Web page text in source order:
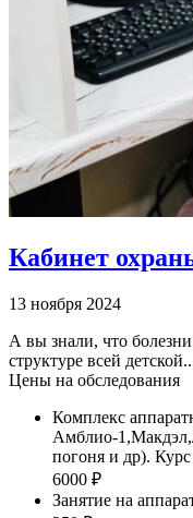
Кабинет
13 ноября 2024
А вы знали, что болезни
структуре всей
Цены на обследования
Комплекс
Амблио-
погоня и др).
6000 ₽
Занятие на